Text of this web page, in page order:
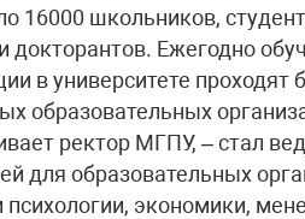
16000 школьников,
докторантов. Ежегодно
в университете проходят
образовательных
ректор МГПУ, – стал
для образовательных
психологии, экономики,